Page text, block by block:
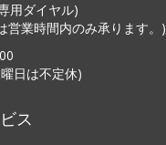
用ダイヤル)
営業時間内のみ承ります。)
日は不定休)
ス